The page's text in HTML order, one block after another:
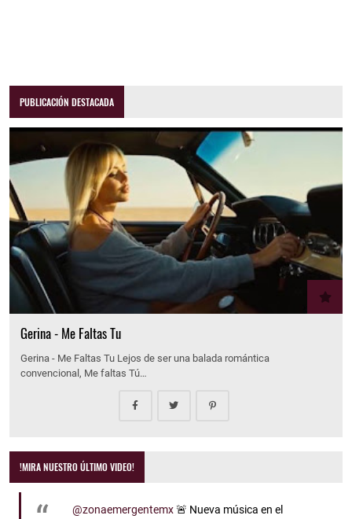
PUBLICACIÓN DESTACADA
Gerina - Me Faltas Tu
Gerina - Me Faltas Tu Lejos de ser una balada romántica
convencional, Me faltas Tú…
!MIRA NUESTRO ÚLTIMO VIDEO!
@zonaemergentemx🚨 Nueva música en el